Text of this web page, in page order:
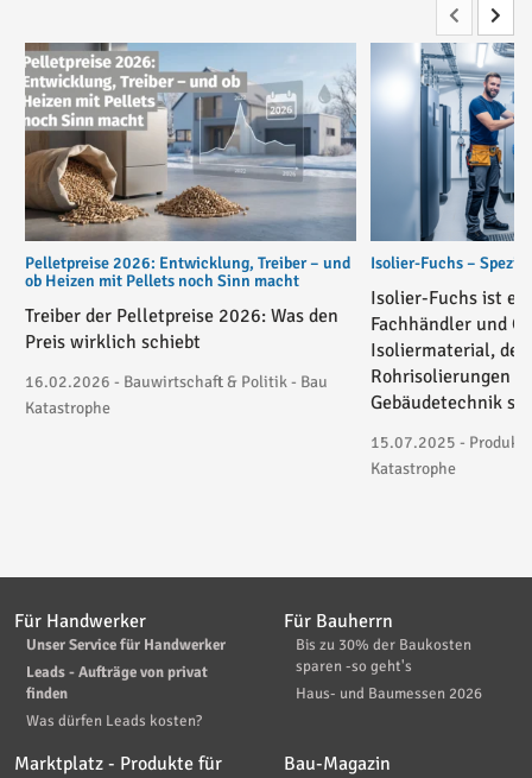
Pelletpreise 2026: Entwicklung, Treiber – und
ob Heizen mit Pellets noch Sinn macht
Treiber der Pelletpreise 2026: Was den
Preis wirklich schiebt
16.02.2026 - Bauwirtschaft & Politik - Bau
Katastrophe
Isolier-Fuchs –
Isolier-Fuchs ist
Fachhändler und
Isoliermaterial, der
Rohrisolierungen
Gebäudetechnik
15.07.2025 -
Katastrophe
Für Handwerker
Unser Service für Handwerker
Leads - Aufträge von privat
finden
Was dürfen Leads kosten?
Für Bauherrn
Bis zu 30% der Baukosten
sparen -so geht's
Haus- und Baumessen 2026
Marktplatz - Produkte für
Bau-Magazin